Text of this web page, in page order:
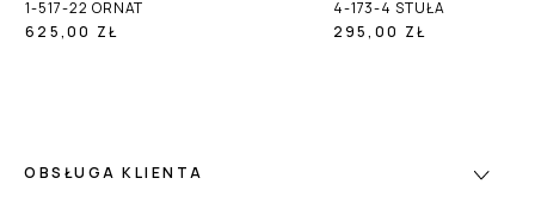
1-517-22 ORNAT
625,00 ZŁ
4-173-4 STUŁA
295,00 ZŁ
OBSŁUGA KLIENTA